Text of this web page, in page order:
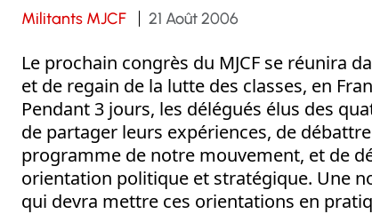
Militants MJCF 21 Août 2006
Le prochain congrès du MJCF se réunira
et de regain de la lutte des classes, en
Pendant 3 jours, les délégués élus des
de partager leurs expériences, de
programme de notre mouvement, et de
orientation politique et stratégique. Une
qui devra mettre ces orientations en